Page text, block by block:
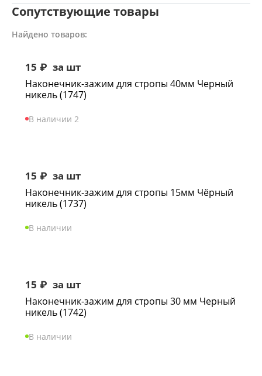
Сопутствующие товары
Найдено товаров:
15 ₽ за шт
Наконечник-зажим для стропы 40мм Черный
никель (1747)
В наличии 2
15 ₽ за шт
Наконечник-зажим для стропы 15мм Чёрный
никель (1737)
В наличии
15 ₽ за шт
Наконечник-зажим для стропы 30 мм Черный
никель (1742)
В наличии